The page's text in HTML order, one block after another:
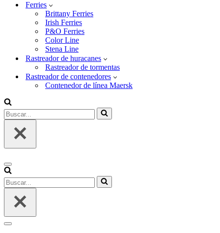
Ferries
Brittany Ferries
Irish Ferries
P&O Ferries
Color Line
Stena Line
Rastreador de huracanes
Rastreador de tormentas
Rastreador de contenedores
Contenedor de línea Maersk
Buscar...
Menú
de
navegación
Buscar...
Menú